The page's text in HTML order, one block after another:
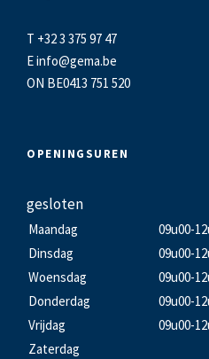
T +32 3 375 97 47
Einfo@gema.be
ON BE0413 751 520
OPENINGSUREN
gesloten
Maandag 09u00-
Dinsdag
09u00-
Woensdag
09u00-
Donderdag
09u00-
Vrijdag
09u00-
Zaterdag